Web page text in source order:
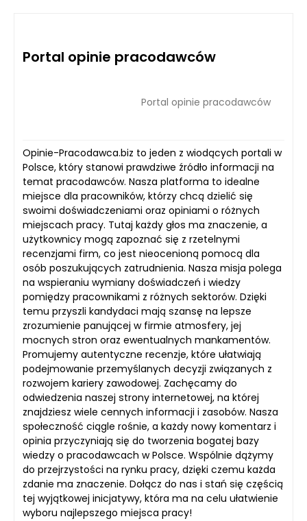
Portal opinie pracodawców
Portal opinie pracodawców
Opinie-Pracodawca.biz to jeden z wiodących portali w
Polsce, który stanowi prawdziwe źródło informacji na
temat pracodawców. Nasza platforma to idealne
miejsce dla pracowników, którzy chcą dzielić się
swoimi doświadczeniami oraz opiniami o różnych
miejscach pracy. Tutaj każdy głos ma znaczenie, a
użytkownicy mogą zapoznać się z rzetelnymi
recenzjami firm, co jest nieocenioną pomocą dla
osób poszukujących zatrudnienia. Nasza misja polega
na wspieraniu wymiany doświadczeń i wiedzy
pomiędzy pracownikami z różnych sektorów. Dzięki
temu przyszli kandydaci mają szansę na lepsze
zrozumienie panującej w firmie atmosfery, jej
mocnych stron oraz ewentualnych mankamentów.
Promujemy autentyczne recenzje, które ułatwiają
podejmowanie przemyślanych decyzji związanych z
rozwojem kariery zawodowej. Zachęcamy do
odwiedzenia naszej strony internetowej, na której
znajdziesz wiele cennych informacji i zasobów. Nasza
społeczność ciągle rośnie, a każdy nowy komentarz i
opinia przyczyniają się do tworzenia bogatej bazy
wiedzy o pracodawcach w Polsce. Wspólnie dążymy
do przejrzystości na rynku pracy, dzięki czemu każda
zdanie ma znaczenie. Dołącz do nas i stań się częścią
tej wyjątkowej inicjatywy, która ma na celu ułatwienie
wyboru najlepszego miejsca pracy!